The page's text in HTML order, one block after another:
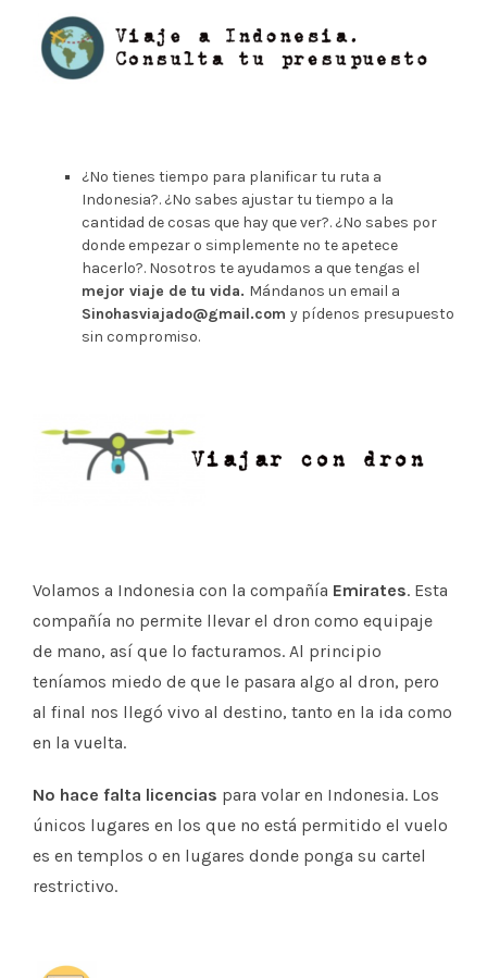
¿No tienes tiempo para planificar tu ruta a
Indonesia?. ¿No sabes ajustar tu tiempo a la
cantidad de cosas que hay que ver?. ¿No sabes por
donde empezar o simplemente no te apetece
hacerlo?. Nosotros te ayudamos a que tengas el
mejor viaje de tu vida. Mándanos un email a
Sinohasviajado@gmail.com y pídenos presupuesto
sin compromiso.
Volamos a Indonesia con la compañía Emirates. Esta
compañía no permite llevar el dron como equipaje
de mano, así que lo facturamos. Al principio
teníamos miedo de que le pasara algo al dron, pero
al final nos llegó vivo al destino, tanto en la ida como
en la vuelta.
No hace falta licencias para volar en Indonesia. Los
únicos lugares en los que no está permitido el vuelo
es en templos o en lugares donde ponga su cartel
restrictivo.